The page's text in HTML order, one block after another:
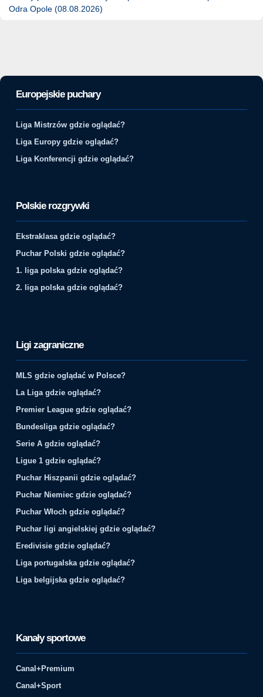
Odra Opole (08.08.2026)
Europejskie puchary
Liga Mistrzów gdzie oglądać?
Liga Europy gdzie oglądać?
Liga Konferencji gdzie oglądać?
Polskie rozgrywki
Ekstraklasa gdzie oglądać?
Puchar Polski gdzie oglądać?
1. liga polska gdzie oglądać?
2. liga polska gdzie oglądać?
Ligi zagraniczne
MLS gdzie oglądać w Polsce?
La Liga gdzie oglądać?
Premier League gdzie oglądać?
Bundesliga gdzie oglądać?
Serie A gdzie oglądać?
Ligue 1 gdzie oglądać?
Puchar Hiszpanii gdzie oglądać?
Puchar Niemiec gdzie oglądać?
Puchar Włoch gdzie oglądać?
Puchar ligi angielskiej gdzie oglądać?
Eredivisie gdzie oglądać?
Liga portugalska gdzie oglądać?
Liga belgijska gdzie oglądać?
Kanały sportowe
Canal+Premium
Canal+Sport